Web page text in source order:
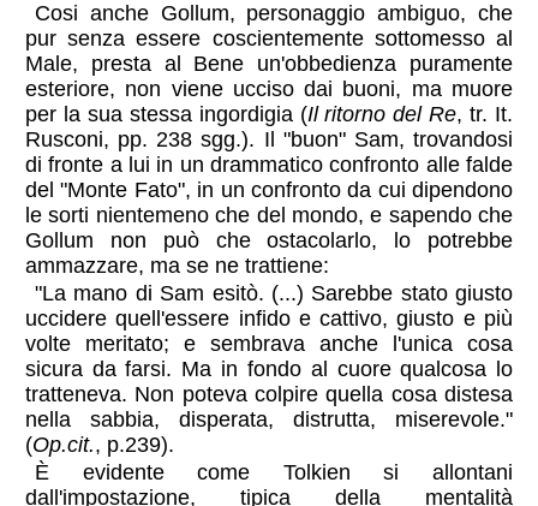
Cosi anche Gollum, personaggio ambiguo, che
pur senza essere coscientemente sottomesso al
Male, presta al Bene un'obbedienza puramente
esteriore, non viene ucciso dai buoni, ma muore
per la sua stessa ingordigia (Il ritorno del Re, tr. It.
Rusconi, pp. 238 sgg.). Il "buon" Sam, trovandosi
di fronte a lui in un drammatico confronto alle falde
del "Monte Fato", in un confronto da cui dipendono
le sorti nientemeno che del mondo, e sapendo che
Gollum non può che ostacolarlo, lo potrebbe
ammazzare, ma se ne trattiene:
"La mano di Sam esitò. (...) Sarebbe stato giusto
uccidere quell'essere infido e cattivo, giusto e più
volte meritato; e sembrava anche l'unica cosa
sicura da farsi. Ma in fondo al cuore qualcosa lo
tratteneva. Non poteva colpire quella cosa distesa
nella sabbia, disperata, distrutta, miserevole."
(Op.cit., p.239).
È evidente come Tolkien si allontani
dall'impostazione, tipica della mentalità